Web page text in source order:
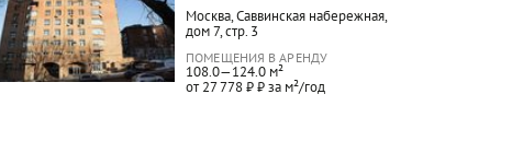
Москва, Саввинская набережная,
дом 7, стр. 3
ПОМЕЩЕНИЯ В АРЕНДУ
108.0—124.0 м²
от 27 778 ₽ ₽ за м²/год